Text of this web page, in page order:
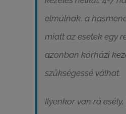
elmúlnak, a
miatt az esetek egy
azonban kórházi
szükségessé válhat.
Ilyenkor van rá